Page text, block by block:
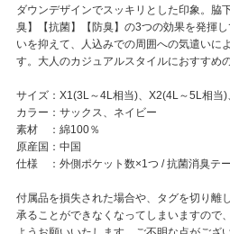
ダウンデザインでスッキリとした印象。脇
臭】【抗菌】【防臭】の3つの効果を発揮
いを抑えて、人込みでの周囲への気遣いに
す。大人のカジュアルスタイルにおすすめ
サイズ：X1(3L～4L相当)、X2(4L～5L相当
カラー：サックス、ネイビー
素材 ：綿100％
原産国：中国
仕様 ：外側ポケット数×1つ / 抗菌消臭テ
付属品を損失された場合や、タグを切り離
承ることができなくなってしまいますので